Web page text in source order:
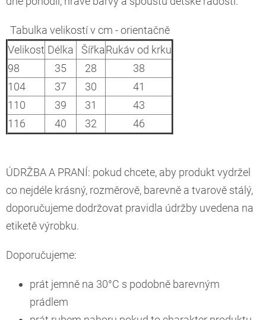
Tabulka velikostí v cm - orientačně
Velikost Délka ŠířkaRukáv od krku
98
35 28
38
104
37 30
41
110
39 31
43
116
40 32 46
ÚDRŽBA A PRANÍ: pokud chcete, aby produkt vydržel
co nejdéle krásný, rozměrově, barevně a tvarově stálý,
doporučujeme dodržovat pravidla údržby uvedena na
etiketě výrobku.
Doporučujeme:
prát jemně na 30°C s podobně barevným
prádlem